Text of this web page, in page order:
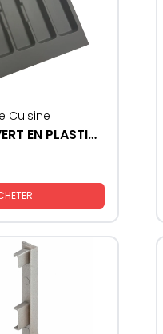
Cuisine
RANGE COUVERT EN PLASTIQUE